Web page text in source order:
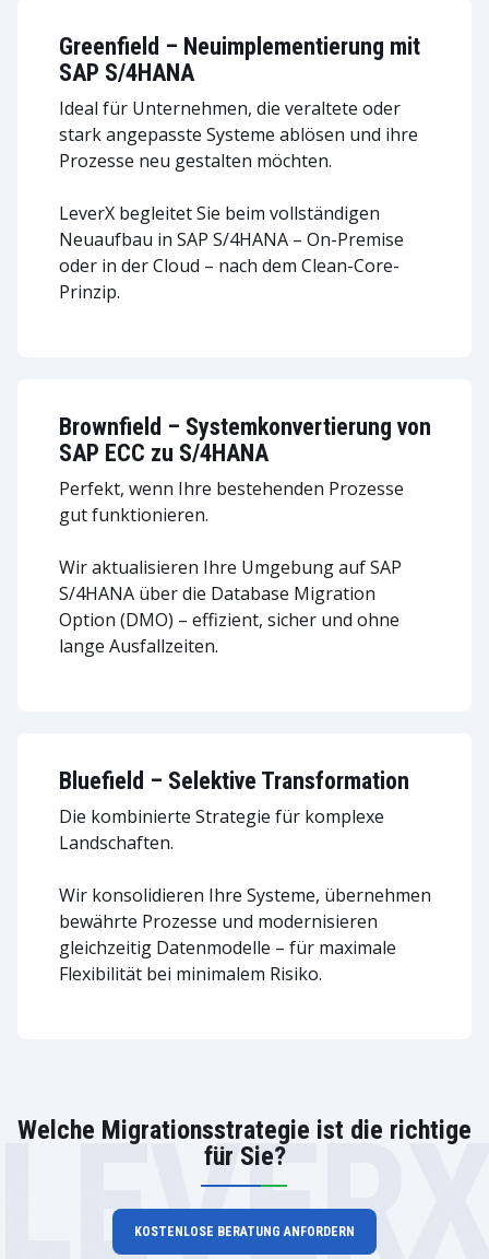
Greenfield – Neuimplementierung mit
SAP S/4HANA
Ideal für Unternehmen, die veraltete oder
stark angepasste Systeme ablösen und ihre
Prozesse neu gestalten möchten.
LeverX begleitet Sie beim vollständigen
Neuaufbau in SAP S/4HANA – On-Premise
oder in der Cloud – nach dem Clean-Core-
Prinzip.
Brownfield – Systemkonvertierung von
SAP ECC zu S/4HANA
Perfekt, wenn Ihre bestehenden Prozesse
gut funktionieren.
Wir aktualisieren Ihre Umgebung auf SAP
S/4HANA über die Database Migration
Option (DMO) – effizient, sicher und ohne
lange Ausfallzeiten.
Bluefield – Selektive Transformation
Die kombinierte Strategie für komplexe
Landschaften.
Wir konsolidieren Ihre Systeme, übernehmen
bewährte Prozesse und modernisieren
gleichzeitig Datenmodelle – für maximale
Flexibilität bei minimalem Risiko.
Welche Migrationsstrategie ist die richtige
für Sie?
KOSTENLOSE BERATUNG ANFORDERN